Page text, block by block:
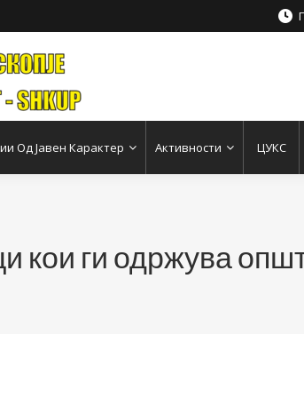
Од Јавен Карактер Активности ЦУКС
кои ги одржува